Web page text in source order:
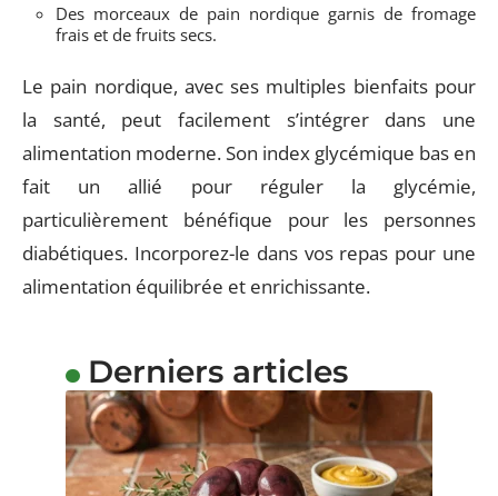
Des morceaux de pain nordique garnis de fromage
frais et de fruits secs.
Le pain nordique, avec ses multiples bienfaits pour
la santé, peut facilement s’intégrer dans une
alimentation moderne. Son index glycémique bas en
fait un allié pour réguler la glycémie,
particulièrement bénéfique pour les personnes
diabétiques. Incorporez-le dans vos repas pour une
alimentation équilibrée et enrichissante.
Derniers articles